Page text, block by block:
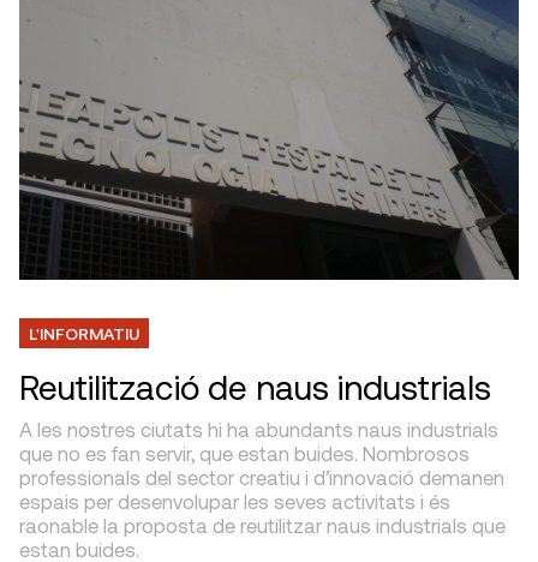
L'INFORMATIU
Reutilització de naus industrials
A les nostres ciutats hi ha abundants naus industrials
que no es fan servir, que estan buides. Nombrosos
professionals del sector creatiu i d’innovació demanen
espais per desenvolupar les seves activitats i és
raonable la proposta de reutilitzar naus industrials que
estan buides.